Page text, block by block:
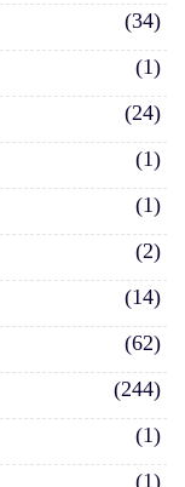
(34)
(1)
(24)
(1)
(1)
(2)
(14)
(62)
(244)
(1)
(1)